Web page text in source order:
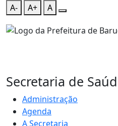
A- A+ A
Secretaria de
Administração
Agenda
A Secretaria